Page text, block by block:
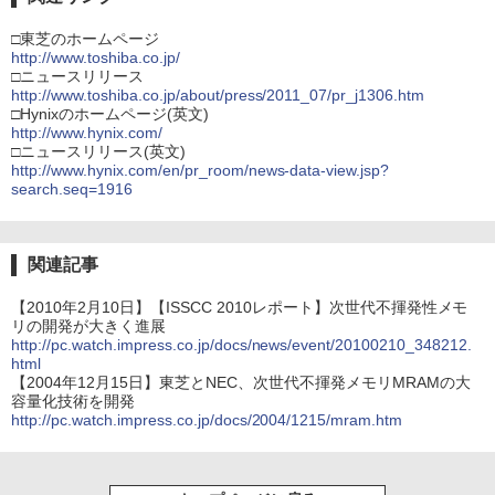
□東芝のホームページ
http://www.toshiba.co.jp/
□ニュースリリース
http://www.toshiba.co.jp/about/press/2011_07/pr_j1306.htm
□Hynixのホームページ(英文)
http://www.hynix.com/
□ニュースリリース(英文)
http://www.hynix.com/en/pr_room/news-data-view.jsp?
search.seq=1916
関連記事
【2010年2月10日】【ISSCC 2010レポート】次世代不揮発性メモ
リの開発が大きく進展
http://pc.watch.impress.co.jp/docs/news/event/20100210_348212.
html
【2004年12月15日】東芝とNEC、次世代不揮発メモリMRAMの大
容量化技術を開発
http://pc.watch.impress.co.jp/docs/2004/1215/mram.htm